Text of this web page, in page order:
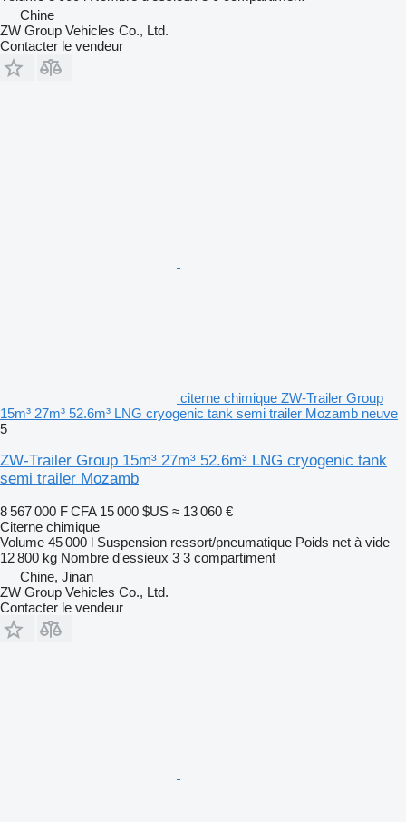
Chine
ZW Group Vehicles Co., Ltd.
Contacter le vendeur
citerne chimique ZW-Trailer Group
15m³ 27m³ 52.6m³ LNG cryogenic tank semi trailer Mozamb neuve
5
ZW-Trailer Group 15m³ 27m³ 52.6m³ LNG cryogenic tank
semi trailer Mozamb
8 567 000 F CFA 15 000 $US ≈ 13 060 €
Citerne chimique
Volume 45 000 l Suspension ressort/pneumatique Poids net à vide
12 800 kg Nombre d'essieux 3 3 compartiment
Chine, Jinan
ZW Group Vehicles Co., Ltd.
Contacter le vendeur